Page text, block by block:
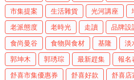
市集提案
生活雜貨 光河講座
老派態度
老時光 走讀 品牌設
食尚曼谷
食物與食材 基隆 淡
郭坤木
郭琇琮 最新趕集 報名
舒喜市集優惠券
舒喜好款 舒喜店